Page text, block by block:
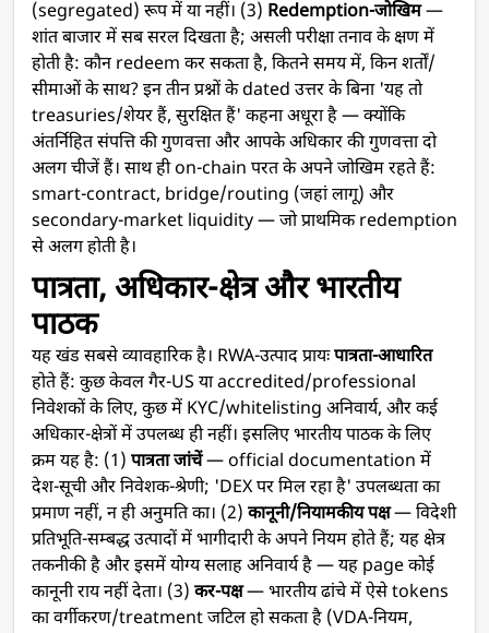
(segregated) रूप में या नहीं। (3) Redemption-जोखिम—
शांत बाजार में सब सरल दिखता है; असली परीक्षा तनाव के क्षण में
होती है: कौन redeem कर सकता है, कितने समय में, किन शर्तों/
सीमाओं के साथ? इन तीन प्रश्नों के dated उत्तर के बिना 'यह तो
treasuries/शेयर हैं, सुरक्षित हैं' कहना अधूरा है — क्योंकि
अंतर्निहित संपत्ति की गुणवत्ता और आपके अधिकार की गुणवत्ता दो
अलग चीजें हैं। साथ ही on-chain परत के अपने जोखिम रहते हैं:
smart-contract, bridge/routing (जहां लागू) और
secondary-market liquidity — जो प्राथमिक redemption
से अलग होती है।
पात्रता, अधिकार-क्षेत्र और भारतीय
पाठक
यह खंड सबसे व्यावहारिक है। RWA-उत्पाद प्रायःपात्रता-आधारित
होते हैं: कुछ केवल गैर-US या accredited/professional
निवेशकों के लिए, कुछ में KYC/whitelisting अनिवार्य, और कई
अधिकार-क्षेत्रों में उपलब्ध ही नहीं। इसलिए भारतीय पाठक के लिए
क्रम यह है: (1) पात्रता जांचें— official documentation में
देश-सूची और निवेशक-श्रेणी; 'DEX पर मिल रहा है' उपलब्धता का
प्रमाण नहीं, न ही अनुमति का। (2) कानूनी/नियामकीय पक्ष— विदेशी
प्रतिभूति-सम्बद्ध उत्पादों में भागीदारी के अपने नियम होते हैं; यह क्षेत्र
तकनीकी है और इसमें योग्य सलाह अनिवार्य है — यह page कोई
कानूनी राय नहीं देता। (3) कर-पक्ष— भारतीय ढांचे में ऐसे tokens
का वर्गीकरण/treatment जटिल हो सकता है (VDA-नियम,